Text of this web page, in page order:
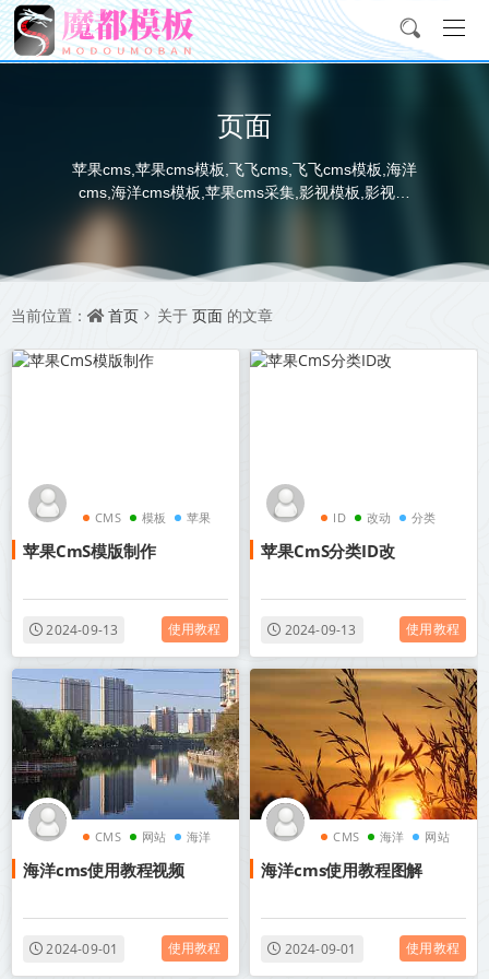
页面
苹果cms,苹果cms模板,飞飞cms,飞飞cms模板,海洋
cms,海洋cms模板,苹果cms采集,影视模板,影视采
当前位置： 首页 关于 页面 的文章
CMS 模板 苹果
苹果CmS模版制作
2024-09-13 使用教程
ID 改动 分类
苹果CmS分类ID改
2024-09-13 使用教程
CMS 网站 海洋
海洋cms使用教程视频
2024-09-01 使用教程
CMS 海洋 网站
海洋cms使用教程图解
2024-09-01 使用教程